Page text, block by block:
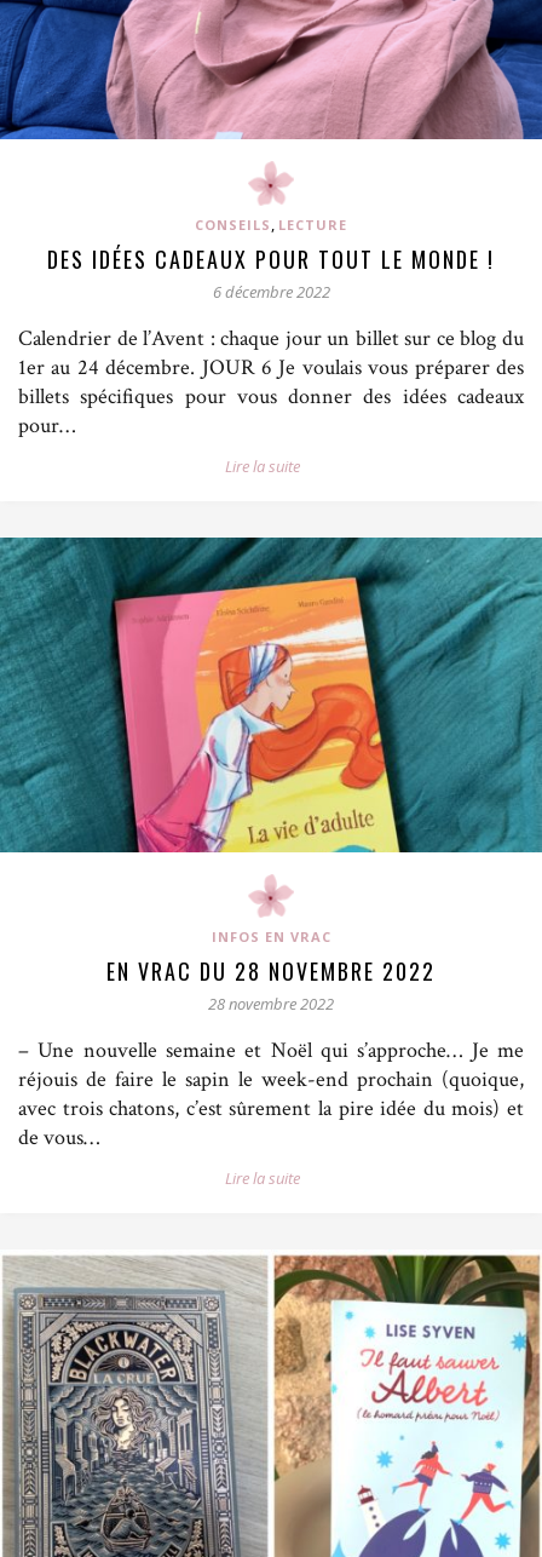
CONSEILS LECTURE
DES IDÉES CADEAUX POUR TOUT LE MONDE !
6 décembre 2022
Calendrier de l’Avent : chaque jour un billet sur ce blog du
1er au 24 décembre. JOUR 6 Je voulais vous préparer des
billets spécifiques pour vous donner des idées cadeaux
pour…
Lire la suite
INFOS EN VRAC
EN VRAC DU 28 NOVEMBRE 2022
28 novembre 2022
– Une nouvelle semaine et Noël qui s’approche… Je me
réjouis de faire le sapin le week-end prochain (quoique,
avec trois chatons, c’est sûrement la pire idée du mois) et
de vous…
Lire la suite